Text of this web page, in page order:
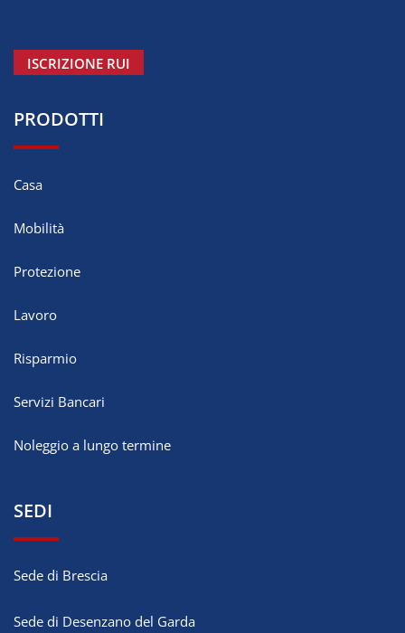
ISCRIZIONE RUI
PRODOTTI
Casa
Mobilità
Protezione
Lavoro
Risparmio
Servizi Bancari
Noleggio a lungo termine
SEDI
Sede di Brescia
Sede di Desenzano del Garda